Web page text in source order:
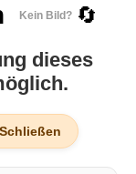
Kein Bild? 🔄
dieses
Schließen